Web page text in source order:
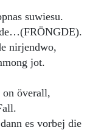
suwiesu.
nirjendwo,
jot.
överall,
es vorbej die